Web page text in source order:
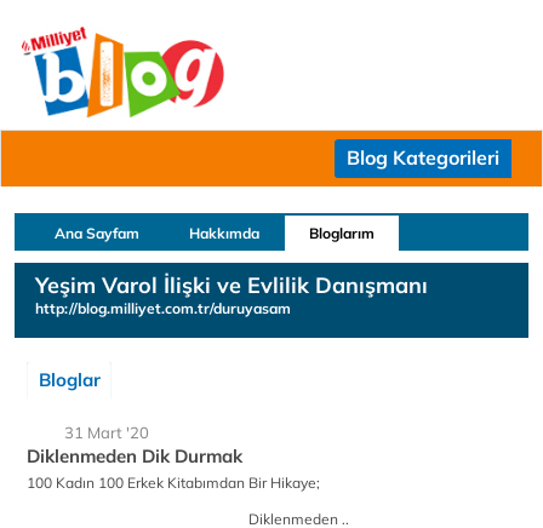
Blog Kategorileri
Ana Sayfam Hakkımda Bloglarım
Yeşim Varol İlişki ve Evlilik Danışmanı
http://blog.milliyet.com.tr/duruyasam
Bloglar
31 Mart '20
Diklenmeden Dik Durmak
100 Kadın 100 Erkek Kitabımdan Bir Hikaye;
Diklenmeden ..